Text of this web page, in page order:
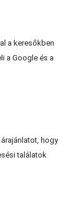
a keresőkben
a Google és a
hogy
találatok